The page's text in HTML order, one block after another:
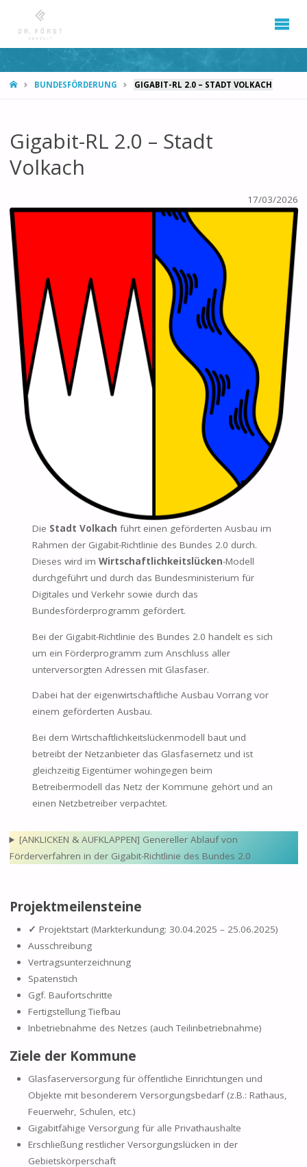
STARTBUNDESFÖRDERUNG GIGABIT-RL 2.0 – STADT VOLKACH
Gigabit-RL 2.0 – Stadt
Volkach
17/03/2026
Die Stadt Volkach führt einen geförderten Ausbau im
Rahmen der Gigabit-Richtlinie des Bundes 2.0 durch.
Dieses wird im Wirtschaftlichkeitslücken-Modell
durchgeführt und durch das Bundesministerium für
Digitales und Verkehr sowie durch das
Bundesförderprogramm gefördert.
Bei der Gigabit-Richtlinie des Bundes 2.0 handelt es sich
um ein Förderprogramm zum Anschluss aller
unterversorgten Adressen mit Glasfaser.
Dabei hat der eigenwirtschaftliche Ausbau Vorrang vor
einem geförderten Ausbau.
Bei dem Wirtschaftlichkeitslückenmodell baut und
betreibt der Netzanbieter das Glasfasernetz und ist
gleichzeitig Eigentümer wohingegen beim
Betreibermodell das Netz der Kommune gehört und an
einen Netzbetreiber verpachtet.
[ANKLICKEN & AUFKLAPPEN] Genereller Ablauf von
Förderverfahren in der Gigabit-Richtlinie des Bundes 2.0
Projektmeilensteine
✓ Projektstart (Markterkundung: 30.04.2025 – 25.06.2025)
Ausschreibung
Vertragsunterzeichnung
Spatenstich
Ggf. Baufortschritte
Fertigstellung Tiefbau
Inbetriebnahme des Netzes (auch Teilinbetriebnahme)
Ziele der Kommune
Glasfaserversorgung für öffentliche Einrichtungen und
Objekte mit besonderem Versorgungsbedarf (z.B.: Rathaus,
Feuerwehr, Schulen, etc.)
Gigabitfähige Versorgung für alle Privathaushalte
Erschließung restlicher Versorgungslücken in der
Gebietskörperschaft